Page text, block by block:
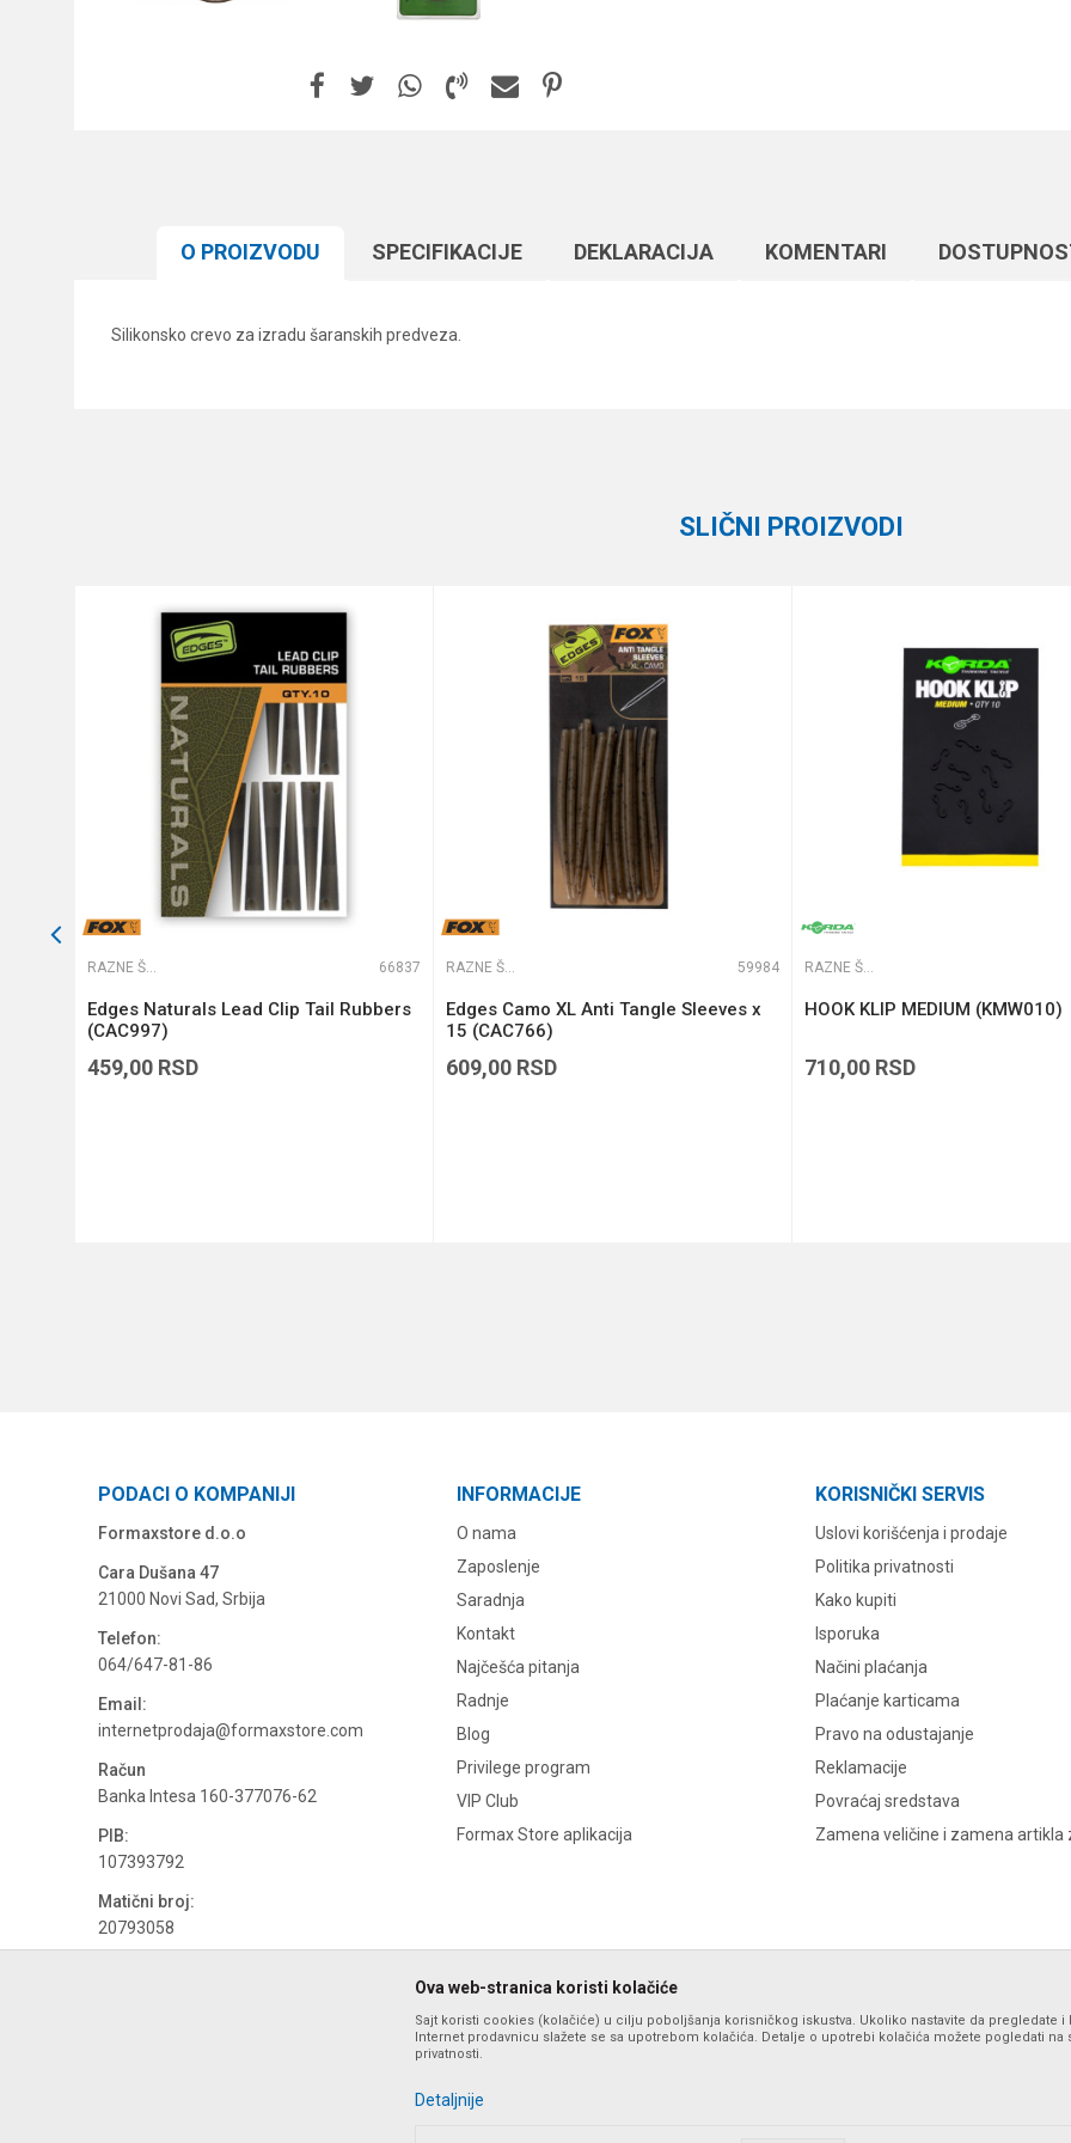
O PROIZVODU SPECIFIKACIJЕ DEKLARACIJA KOMENTARI
Silikonsko crevo za izradu šaranskih predveza.
Anti-spam zaštita - izračunajte koliko je 4 + 1 :
SLIČNI PROIZVODI
RAZNE ŠARANSKE SITNICE 66837
Edges Naturals Lead Clip Tail Rubbers
(CAC997)
459,00 RSD
RAZNE ŠARANSKE SITNICE 59984
Edges Camo XL Anti Tangle Sleeves x
15 (CAC766)
609,00 RSD
RAZNE ŠARANSKE SITNICE
HOOK KLIP MEDIUM (KMW010)
710,00 RSD
PODACI O KOMPANIJI
Formaxstore d.o.o
Cara Dušana 47
21000 Novi Sad, Srbija
Telefon:
064/647-81-86
Email:
internetprodaja@formaxstore.com
Račun
Banka Intesa 160-377076-62
PIB:
107393792
Matični broj:
20793058
INFORMACIJE
O nama
Zaposlenje
Saradnja
Kontakt
Najčešća pitanja
Radnje
Blog
Privilege program
VIP Club
Formax Store aplikacija
KORISNIČKI SERVIS
Uslovi korišćenja i prodaje
Politika privatnosti
Kako kupiti
Isporuka
Načini plaćanja
Plaćanje karticama
Pravo na odustajanje
Reklamacije
Povraćaj sredstava
Zamena veličine i zamena artikla
Ova web-stranica koristi kolačiće
Sajt koristi cookies (kolačiće) u cilju poboljšanja korisničkog iskustva. Ukoliko nastavite da pregledate i
Internet prodavnicu slažete se sa upotrebom kolačića. Detalje o upotrebi kolačića možete pogledati na
privatnosti.
Detaljnije